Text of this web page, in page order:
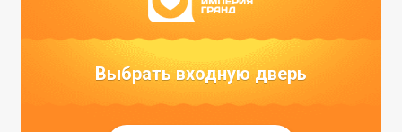
Выбрать входную дверь